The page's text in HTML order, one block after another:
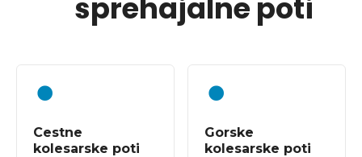
sprehajalne poti
Cestne
kolesarske poti
Gorske
kolesarske poti